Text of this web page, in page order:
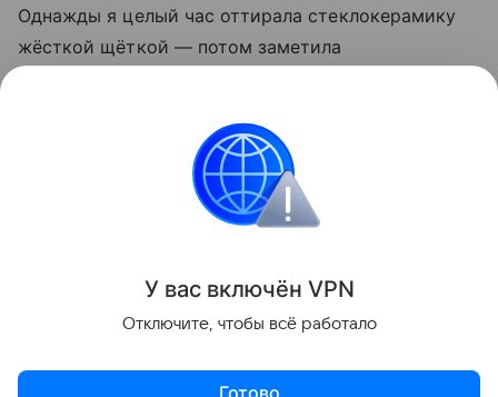
Однажды я целый час оттирала стеклокерамику
жёсткой щёткой — потом заметила
стороной губки и содой. Теперь плита выглядит
опрятно даже после самых «бурных» блюд.
У вас включён VPN
Отключите, чтобы всё работало
Готово